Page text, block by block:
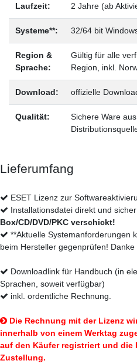
Laufzeit: 2 Jahre (ab
Systeme**: 32/64 bit
Region &
Sprache:
Gültig für alle
Region, inkl.
Download: offizielle
Qualität:
Sichere Ware
Lieferumfang
ESET Lizenz zur
Installationsdatei direkt und
Box/CD/DVD/PKC verschickt!
**Aktuelle Systemanforderungen
beim Hersteller gegenprüfen! Danke
Downloadlink für Handbuch (in
Sprachen, soweit verfügbar)
inkl. ordentliche Rechnung.
Die Rechnung mit der Lizenz
innerhalb von einem Werktag
auf den Käufer registriert und die
Zustellung.